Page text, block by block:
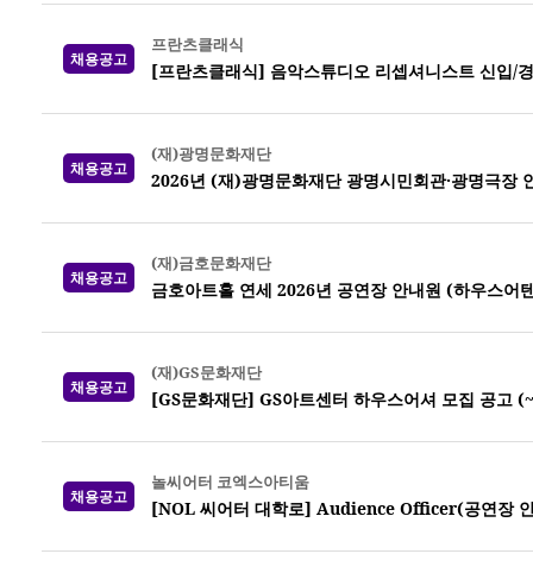
채용공고
프란츠클래식
[프란츠클래식] 음악스튜디오 리셉셔니스트 신입/
채용공고
(재)광명문화재단
2026년 (재)광명문화재단 광명시민회관·광명극장
채용공고
(재)금호문화재단
금호아트홀 연세 2026년 공연장 안내원 (하우스어
채용공고
(재)GS문화재단
[GS문화재단] GS아트센터 하우스어셔 모집 공고
채용공고
놀씨어터 코엑스아티움
[NOL 씨어터 대학로] Audience Officer(공연장